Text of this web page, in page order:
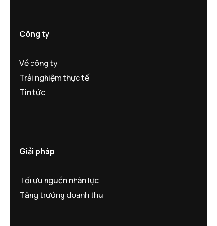
Công ty
Về công ty
Trải nghiệm thực tế
Tin tức
Giải pháp
Tối ưu nguồn nhân lực
Tăng trưởng doanh thu